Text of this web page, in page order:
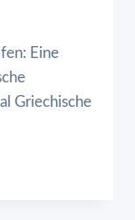
Eine
Griechische